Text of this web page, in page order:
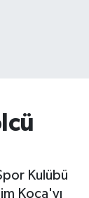
Kulübü
Koca'yı